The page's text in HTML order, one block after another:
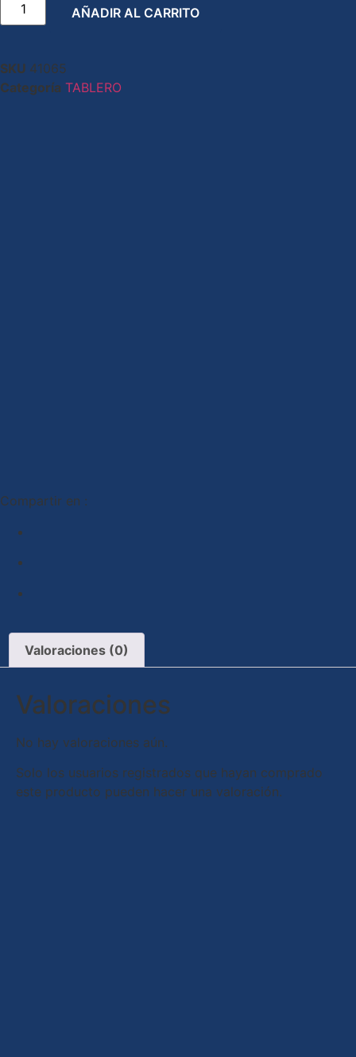
AÑADIR AL CARRITO
SKU 41065
Categoría TABLERO
Compartir en :
Valoraciones (0)
Valoraciones
No hay valoraciones aún.
Solo los usuarios registrados que hayan comprado
este producto pueden hacer una valoración.